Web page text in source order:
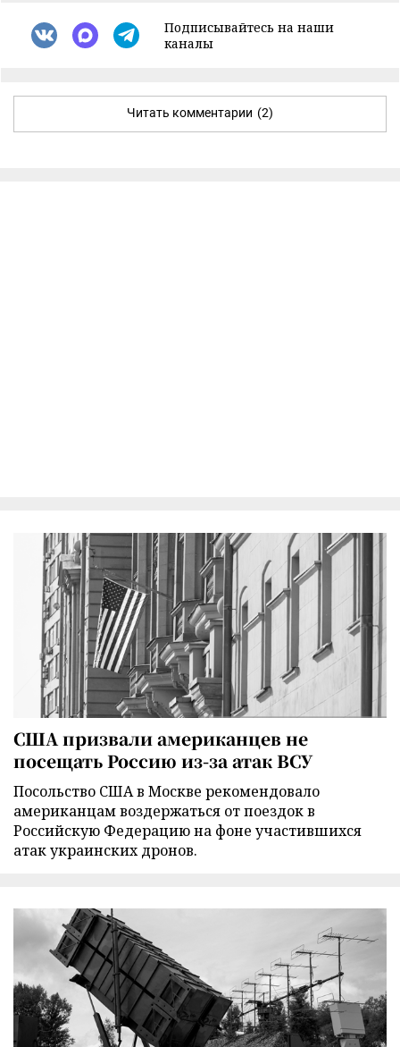
Подписывайтесь на наши
каналы
Читать комментарии (2)
США призвали американцев не
посещать Россию из-за атак ВСУ
Посольство США в Москве рекомендовало
американцам воздержаться от поездок в
Российскую Федерацию на фоне участившихся
атак украинских дронов.